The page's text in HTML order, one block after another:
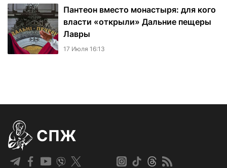
Пантеон вместо монастыря: для кого
власти «открыли» Дальние пещеры
Лавры
17 Июля 16:13
СПЖ